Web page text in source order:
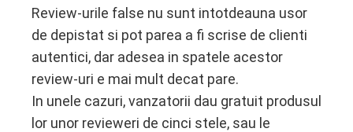
Review-urile false nu sunt intotdeauna usor
de depistat si pot parea a fi scrise de clienti
autentici, dar adesea in spatele acestor
review-uri e mai mult decat pare.
In unele cazuri, vanzatorii dau gratuit produsul
lor unor revieweri de cinci stele, sau le